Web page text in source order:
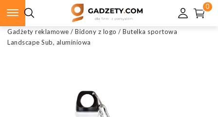
0
Gadżety reklamowe / Bidony z logo / Butelka sportowa
Landscape Sub, aluminiowa